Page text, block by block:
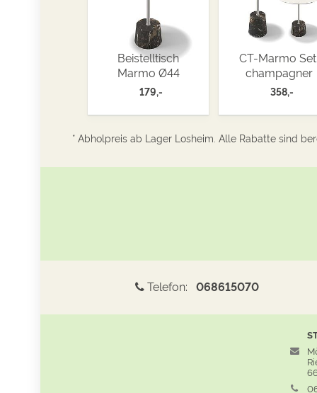
Beistelltisch
Marmo Ø44
179,-
CT-Marmo
champagner
358,-
* Abholpreis ab Lager Losheim. Alle Rabatte sind
Telefon:068615070